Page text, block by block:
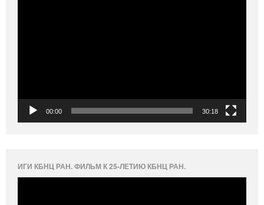
00:00 30:18
ИГИ КБНЦ РАН. ФИЛЬМ К 25-ЛЕТИЮ КБНЦ РАН.